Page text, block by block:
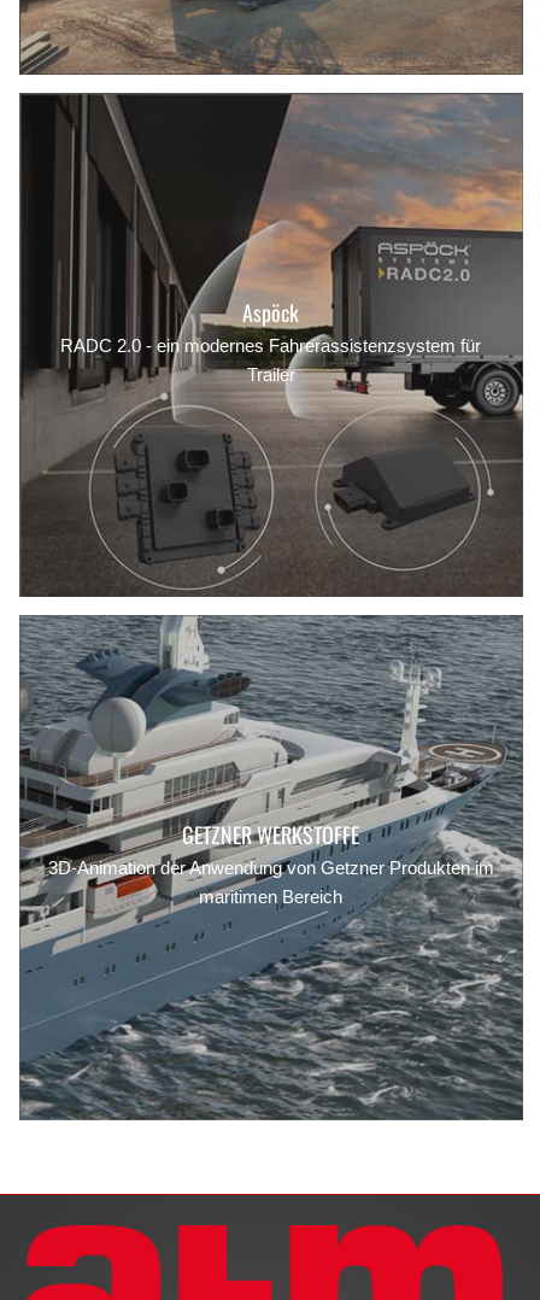
Aspöck
RADC 2.0 - ein modernes Fahrerassistenzsystem für
Trailer
GETZNER WERKSTOFFE
3D-Animation der Anwendung von Getzner Produkten im
maritimen Bereich